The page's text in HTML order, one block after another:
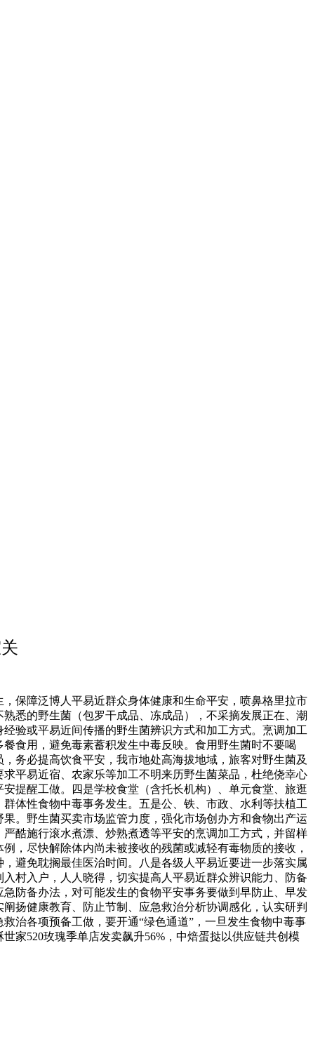
障泛博人平易近群众身体健康和生命平安，喷鼻格里拉市
悉的野生菌（包罗干成品、冻成品），不采摘发展正在、潮
验或平易近间传播的野生菌辨识方式和加工方式。烹调加工
食用，避免毒素蓄积发生中毒反映。食用野生菌时不要喝
务必提高饮食平安，我市地处高海拔地域，旅客对野生菌及
平易近宿、农家乐等加工不明来历野生菌菜品，杜绝侥幸心
提醒工做。四是学校食堂（含托长机构）、单元食堂、旅逛
体性食物中毒事务发生。五是公、铁、市政、水利等扶植工
。野生菌买卖市场监管力度，强化市场创办方和食物出产运
酷施行滚水煮漂、炒熟煮透等平安的烹调加工方式，并留样
，尽快解除体内尚未被接收的残菌或减轻有毒物质的接收，
避免耽搁最佳医治时间。八是各级人平易近要进一步落实属
村入户，人人晓得，切实提高人平易近群众辨识能力、防备
防备办法，对可能发生的食物平安事务要做到早防止、早发
扬健康教育、防止节制、应急救治分析协调感化，认实研判
治各项预备工做，要开通“绿色通道”，一旦发生食物中毒事
家520玫瑰季单店发卖飙升56%，中焙蛋挞以供应链共创模